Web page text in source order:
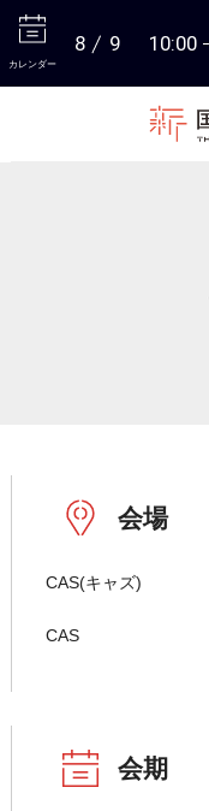
カレンダー
8 9 10:00
会場
CAS(キャズ)
CAS
会期